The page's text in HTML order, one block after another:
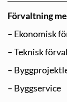
Förvaltning
– Ekonomisk
– Teknisk
–
– Byggservice